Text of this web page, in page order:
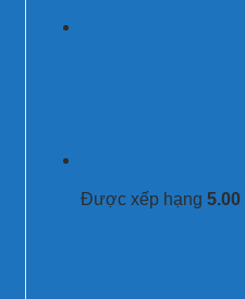
Được xếp hạng 5.00